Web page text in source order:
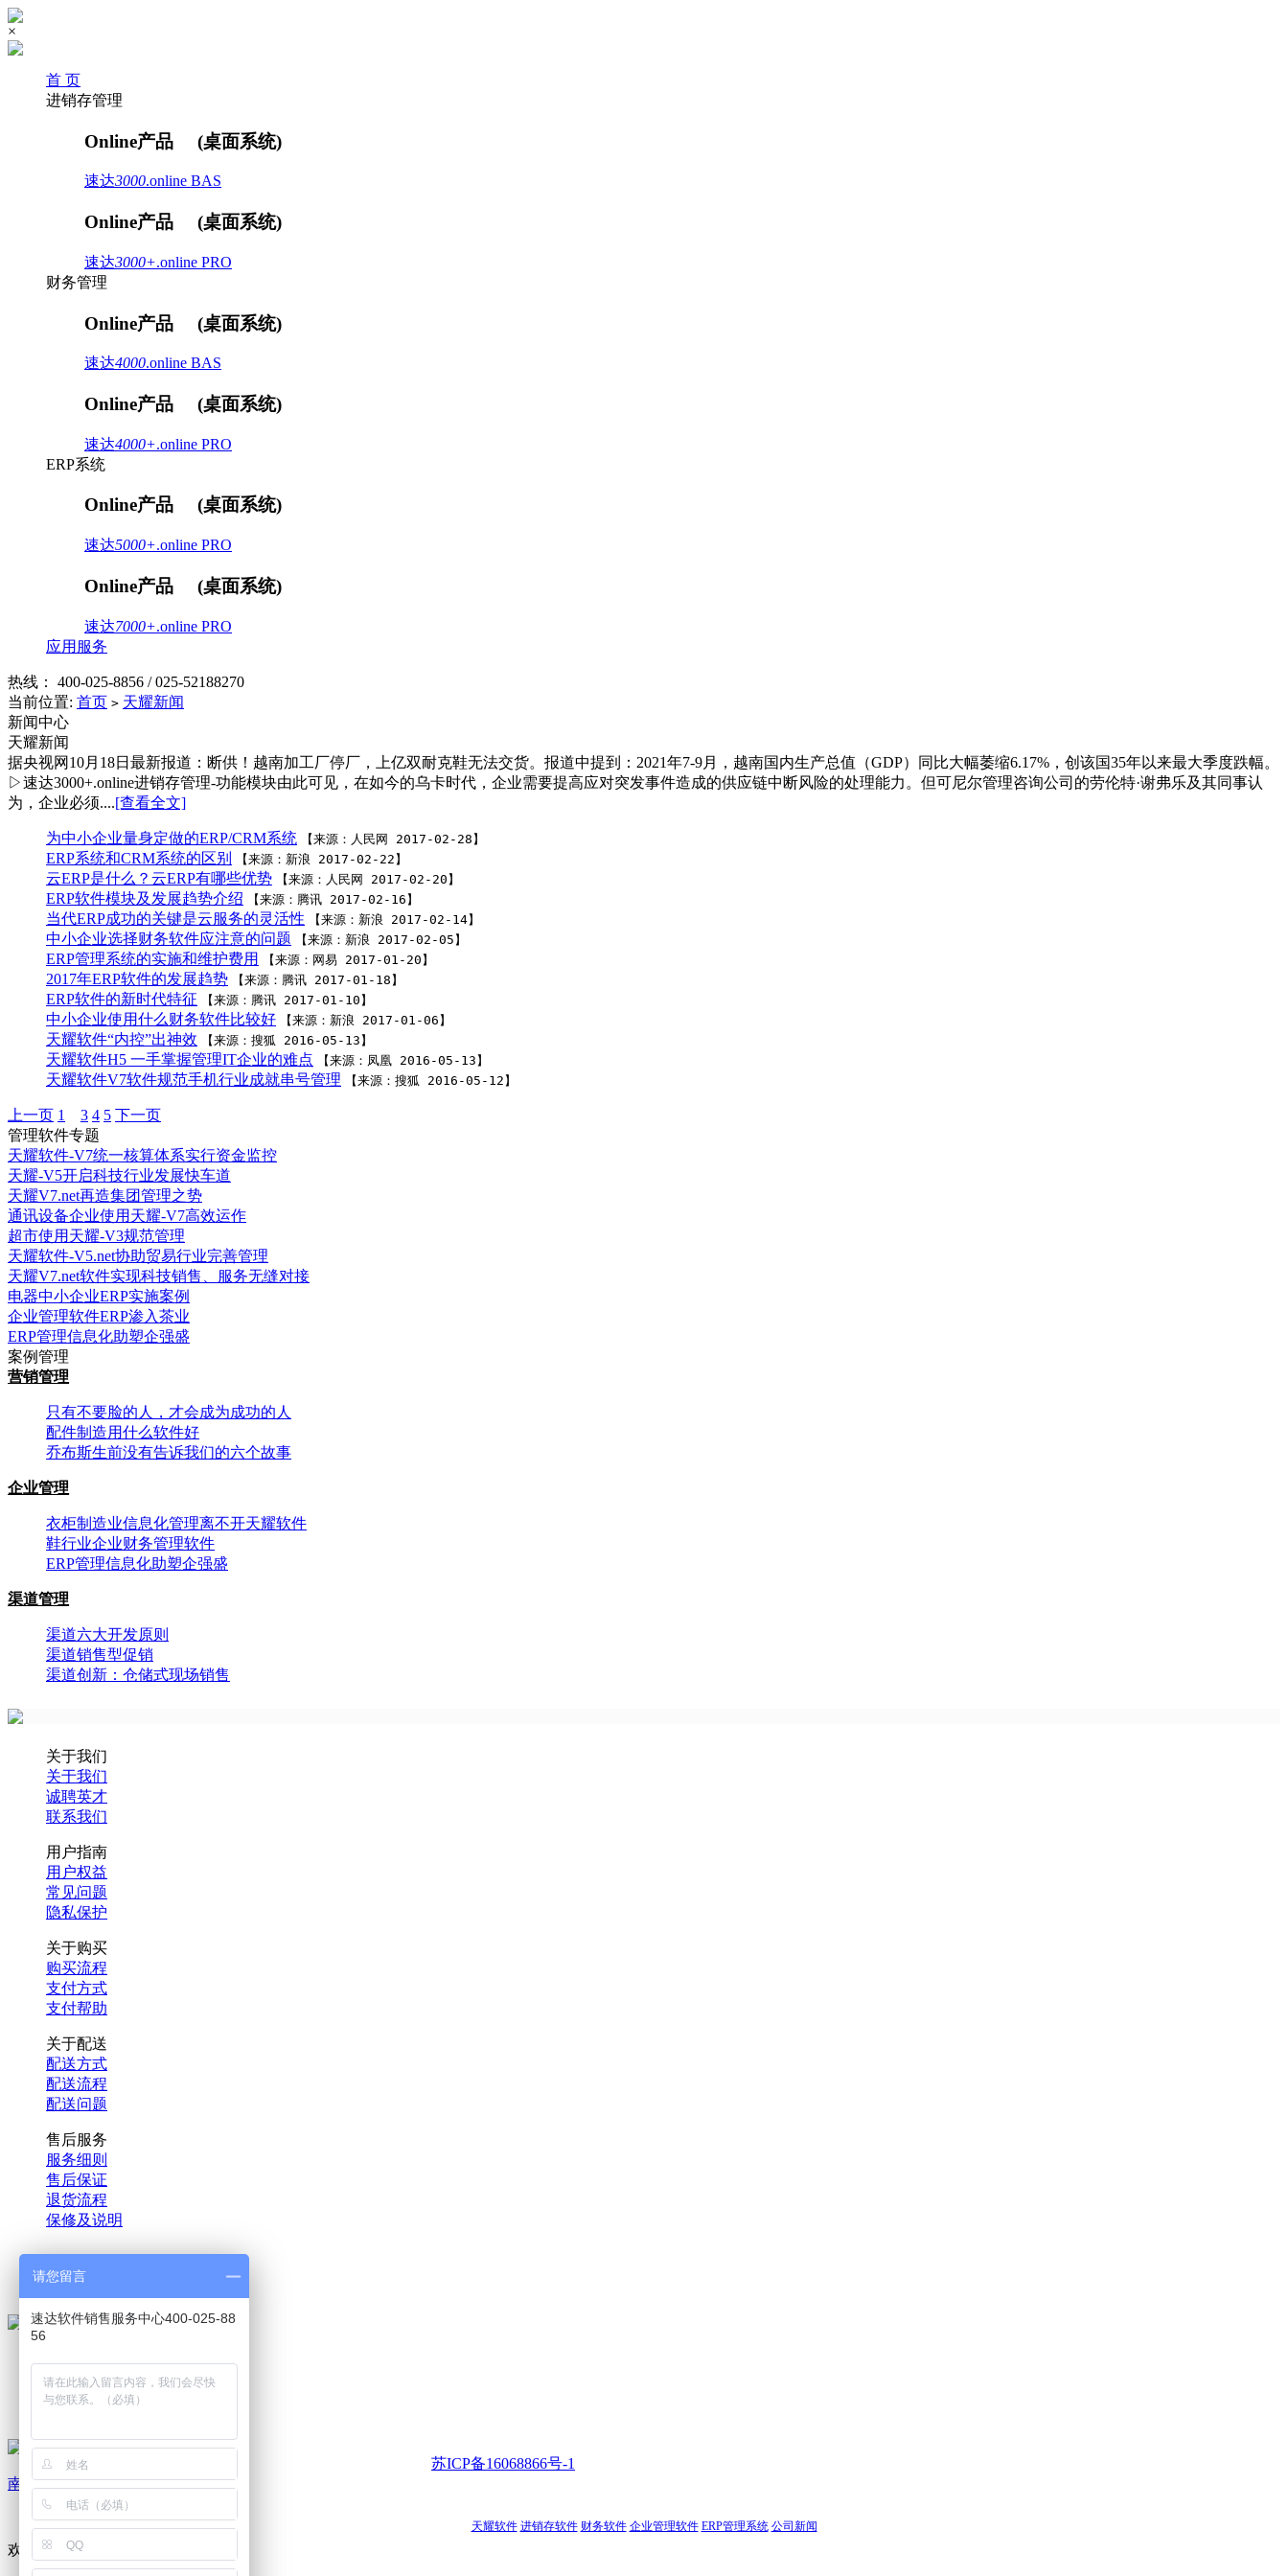
×
首 页
进销存管理
Online产品 (桌面系统)
速达3000.online BAS
Online产品 (桌面系统)
速达3000+.online PRO
财务管理
Online产品 (桌面系统)
速达4000.online BAS
Online产品 (桌面系统)
速达4000+.online PRO
ERP系统
Online产品 (桌面系统)
速达5000+.online PRO
Online产品 (桌面系统)
速达7000+.online PRO
应用服务
热线： 400-025-8856 / 025-52188270
当前位置: 首页 > 天耀新闻
新闻中心
天耀新闻
据央视网10月18日最新报道：断供！越南加工厂停厂，上亿双耐克鞋无法交货。报道中提到：2021年7-9月，越南国内生产总值（GDP）同比大幅萎缩6.17%，创该国35年以来最大季度跌幅。
▷速达3000+.online进销存管理-功能模块由此可见，在如今的乌卡时代，企业需要提高应对突发事件造成的供应链中断风险的处理能力。但可尼尔管理咨询公司的劳伦特·谢弗乐及其同事认
为，企业必须....[查看全文]
为中小企业量身定做的ERP/CRM系统 【来源：人民网 2017-02-28】
ERP系统和CRM系统的区别 【来源：新浪 2017-02-22】
云ERP是什么？云ERP有哪些优势 【来源：人民网 2017-02-20】
ERP软件模块及发展趋势介绍 【来源：腾讯 2017-02-16】
当代ERP成功的关键是云服务的灵活性 【来源：新浪 2017-02-14】
中小企业选择财务软件应注意的问题 【来源：新浪 2017-02-05】
ERP管理系统的实施和维护费用 【来源：网易 2017-01-20】
2017年ERP软件的发展趋势 【来源：腾讯 2017-01-18】
ERP软件的新时代特征 【来源：腾讯 2017-01-10】
中小企业使用什么财务软件比较好 【来源：新浪 2017-01-06】
天耀软件“内控”出神效 【来源：搜狐 2016-05-13】
天耀软件H5 一手掌握管理IT企业的难点 【来源：凤凰 2016-05-13】
天耀软件V7软件规范手机行业成就串号管理 【来源：搜狐 2016-05-12】
上一页 1 3 4 5 下一页
管理软件专题
天耀软件-V7统一核算体系实行资金监控
天耀-V5开启科技行业发展快车道
天耀V7.net再造集团管理之势
通讯设备企业使用天耀-V7高效运作
超市使用天耀-V3规范管理
天耀软件-V5.net协助贸易行业完善管理
天耀V7.net软件实现科技销售、服务无缝对接
电器中小企业ERP实施案例
企业管理软件ERP渗入茶业
ERP管理信息化助塑企强盛
案例管理
营销管理
只有不要脸的人，才会成为成功的人
配件制造用什么软件好
乔布斯生前没有告诉我们的六个故事
企业管理
衣柜制造业信息化管理离不开天耀软件
鞋行业企业财务管理软件
ERP管理信息化助塑企强盛
渠道管理
渠道六大开发原则
渠道销售型促销
渠道创新：仓储式现场销售
关于我们
关于我们
诚聘英才
联系我们
用户指南
用户权益
常见问题
隐私保护
关于购买
购买流程
支付方式
支付帮助
关于配送
配送方式
配送流程
配送问题
售后服务
服务细则
售后保证
退货流程
保修及说明
025-52188270
24小时服务热线
Copyright © 1999-
苏ICP备16068866号-1
南京速冠信息技术有限公司
天耀软件 进销存软件 财务软件 企业管理软件 ERP管理系统 公司新闻
欢迎咨询
请您留言
速达软件销售服务中心400-025-88
56